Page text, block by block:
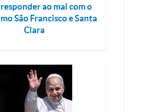
responder ao mal com o
São Francisco e Santa
Clara